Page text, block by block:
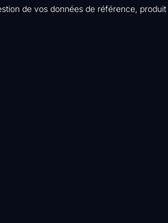
de vos données de référence,